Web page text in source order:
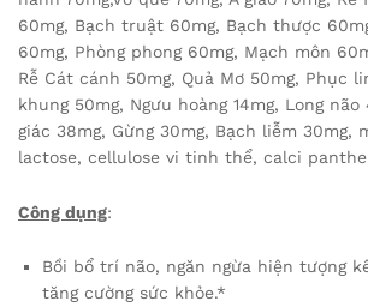
60mg, Bạch truật 60mg, Bạch thược
60mg, Phòng phong 60mg, Mạch môn
Rễ Cát cánh 50mg, Quả Mơ 50mg, Phục
khung 50mg, Ngưu hoàng 14mg, Long não
giác 38mg, Gừng 30mg, Bạch liễm 30mg,
lactose, cellulose vi tinh thể, calci
Công dụng:
Bồi bổ trí não, ngăn ngừa hiện tượng
tăng cường sức khỏe.*